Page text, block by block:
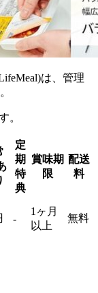
は、管理
。
定
期
特
典
賞味期
限
配送
料
-
1ヶ月
以上
無料